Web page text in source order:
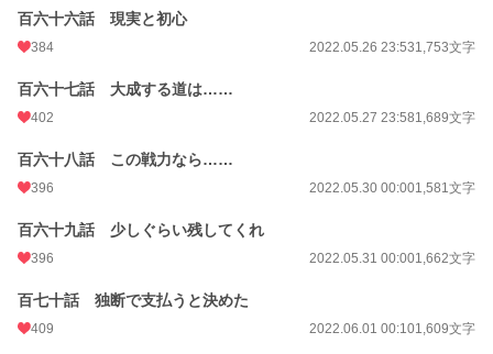
百六十六話 現実と初心
384 2022.05.26 23:531,753文字
百六十七話 大成する道は……
402 2022.05.27 23:581,689文字
百六十八話 この戦力なら……
396 2022.05.30 00:001,581文字
百六十九話 少しぐらい残してくれ
396 2022.05.31 00:001,662文字
百七十話 独断で支払うと決めた
409 2022.06.01 00:101,609文字